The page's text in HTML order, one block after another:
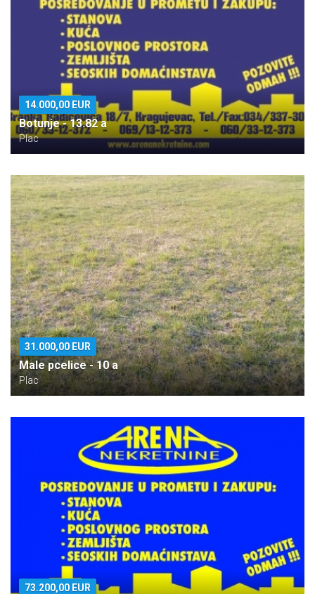
14.000,00 EUR
Botunje - 13.82 a
Plac
31.000,00 EUR
Male pcelice - 10 a
Plac
73.200,00 EUR